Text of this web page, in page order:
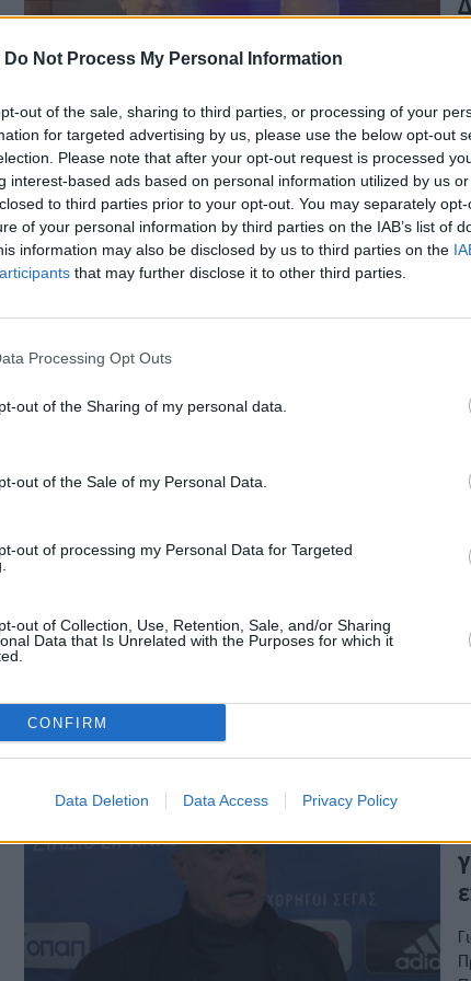
Do Not Process My Personal Information
out of the sale, sharing to third parties, or processing of your
for targeted advertising by us, please use the below opt-out
Please note that after your opt-out request is processed
interest-based ads based on personal information utilized by us
to third parties prior to your opt-out. You may separately
of your personal information by third parties on the IAB’s list of
information may also be disclosed by us to third parties on the
that may further disclose it to other third parties.
Processing Opt Outs
out of the Sharing of my personal data.
out of the Sale of my Personal Data.
out of processing my Personal Data for Targeted
out of Collection, Use, Retention, Sale, and/or Sharing
Data that Is Unrelated with the Purposes for which it
CONFIRM
Data Deletion Data Access Privacy Policy